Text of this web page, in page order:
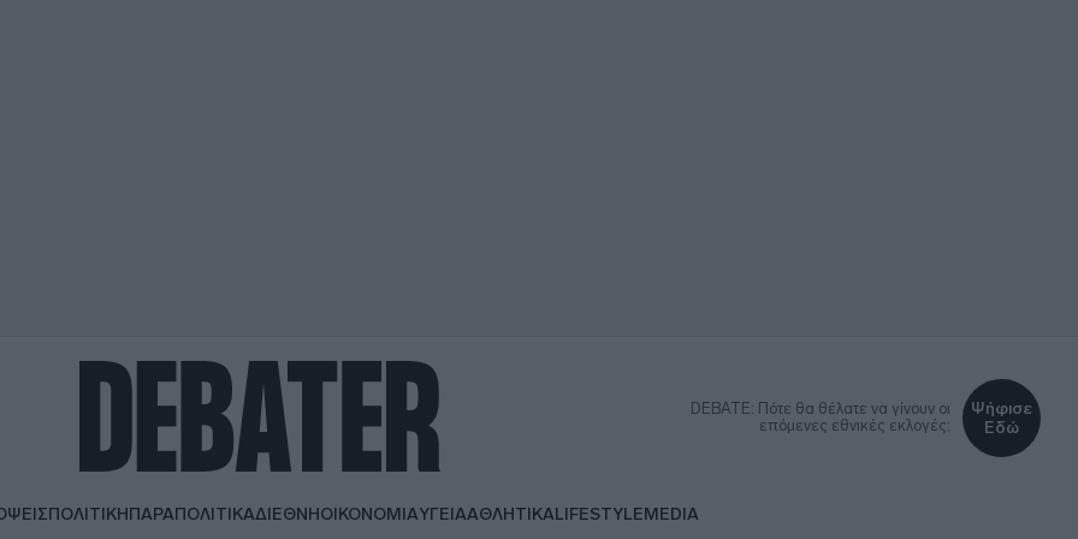
DEBATE: Πότε θα θέλατε να γίνουν οι
επόμενες εθνικές εκλογές;
Ψήφισε
Εδώ
ΠΟΛΙΤΙΚΗΠΑΡΑΠΟΛΙΤΙΚΑΔΙΕΘΝΗΟΙΚΟΝΟΜΙΑΥΓΕΙΑΑΘΛΗΤΙΚΑLIFESTYLEMEDIA